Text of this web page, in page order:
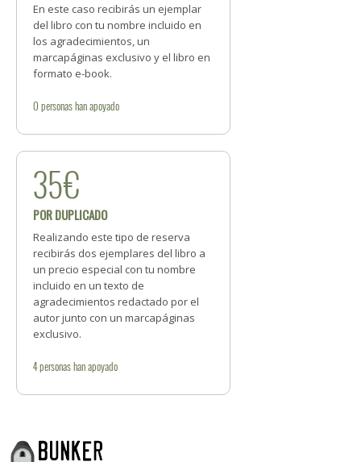
En este caso recibirás un ejemplar
del libro con tu nombre incluido en
los agradecimientos, un
marcapáginas exclusivo y el libro en
formato e-book.
0 personashan apoyado
35€
POR DUPLICADO
Realizando este tipo de reserva
recibirás dos ejemplares del libro a
un precio especial con tu nombre
incluido en un texto de
agradecimientos redactado por el
autor junto con un marcapáginas
exclusivo.
4personashan apoyado